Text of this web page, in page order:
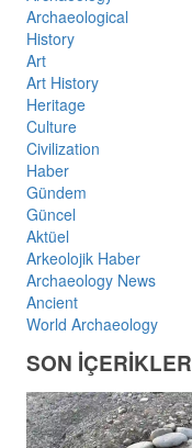
Archaeological
History
Art
Art History
Heritage
Culture
Civilization
Haber
Gündem
Güncel
Aktüel
Arkeolojik Haber
Archaeology News
Ancient
World Archaeology
SON İÇERİKLER